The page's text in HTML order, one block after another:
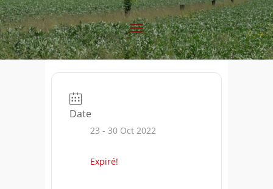
Date
23 - 30 Oct 2022
Expiré!